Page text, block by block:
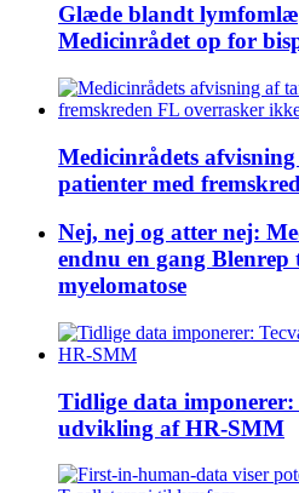
Glæde blandt
Medicinrådet op for
Medicinrådets
patienter med
Nej, nej og atter nej:
endnu en gang Blenrep
myelomatose
Tidlige data imponerer:
udvikling af HR-SMM